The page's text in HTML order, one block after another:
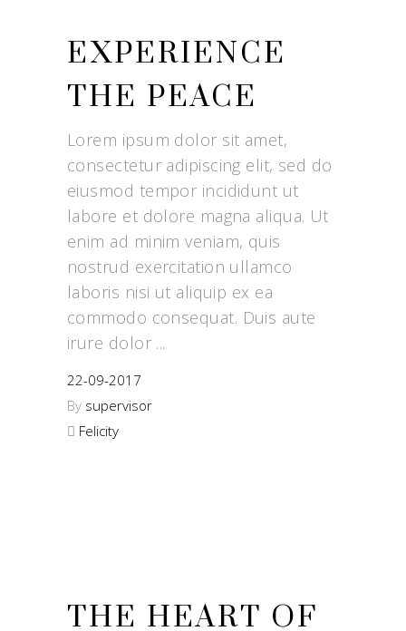
EXPERIENCE
THE PEACE
Lorem ipsum dolor sit amet,
consectetur adipiscing elit, sed do
eiusmod tempor incididunt ut
labore et dolore magna aliqua. Ut
enim ad minim veniam, quis
nostrud exercitation ullamco
laboris nisi ut aliquip ex ea
commodo consequat. Duis aute
irure dolor
22-09-2017
By supervisor
Felicity
THE HEART OF